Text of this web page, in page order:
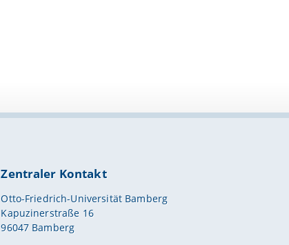
Zentraler Kontakt
Otto-Friedrich-Universität Bamberg
Kapuzinerstraße 16
96047 Bamberg